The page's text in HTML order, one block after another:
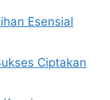
Esensial
Ciptakan